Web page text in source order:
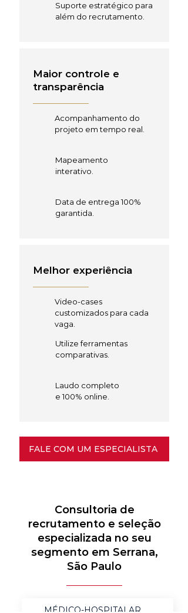
Suporte estratégico para
além do recrutamento.
Maior controle e
transparência
Acompanhamento do
projeto em tempo real.
Mapeamento
interativo.
Data de entrega 100%
garantida.
Melhor experiência
Video-cases
customizados para cada
vaga.
Utilize ferramentas
comparativas.
Laudo completo
e 100% online.
FALE COM UM ESPECIALISTA
Consultoria de
recrutamento e seleção
especializada no seu
segmento em Serrana,
São Paulo
MÉDICO-HOSPITALAR